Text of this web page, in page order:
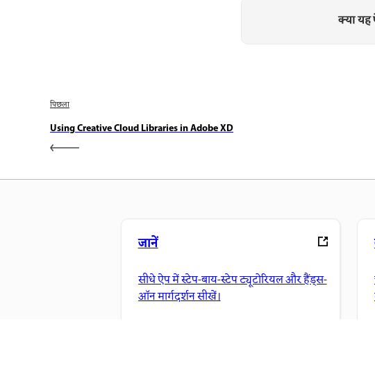
क्या यह
पिछला
Using Creative Cloud Libraries in Adobe XD
जानें
सीधे ऐप में स्टेप-बाय-स्टेप ट्यूटोरियल और हैंड्स-
ऑन मार्गदर्शन सीखें।